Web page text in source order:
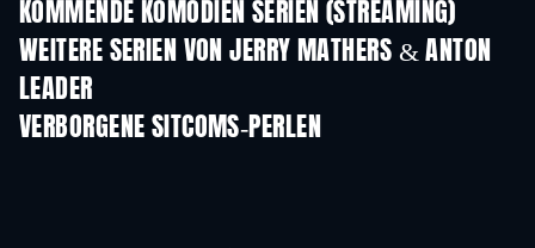
KOMMENDE KOMÖDIEN SERIEN (STREAMING)
Staffel 6 Staffel 2
WEITERE SERIEN VON JERRY MATHERS & ANTON
LEADER
VERBORGENE SITCOMS-PERLEN
Serie